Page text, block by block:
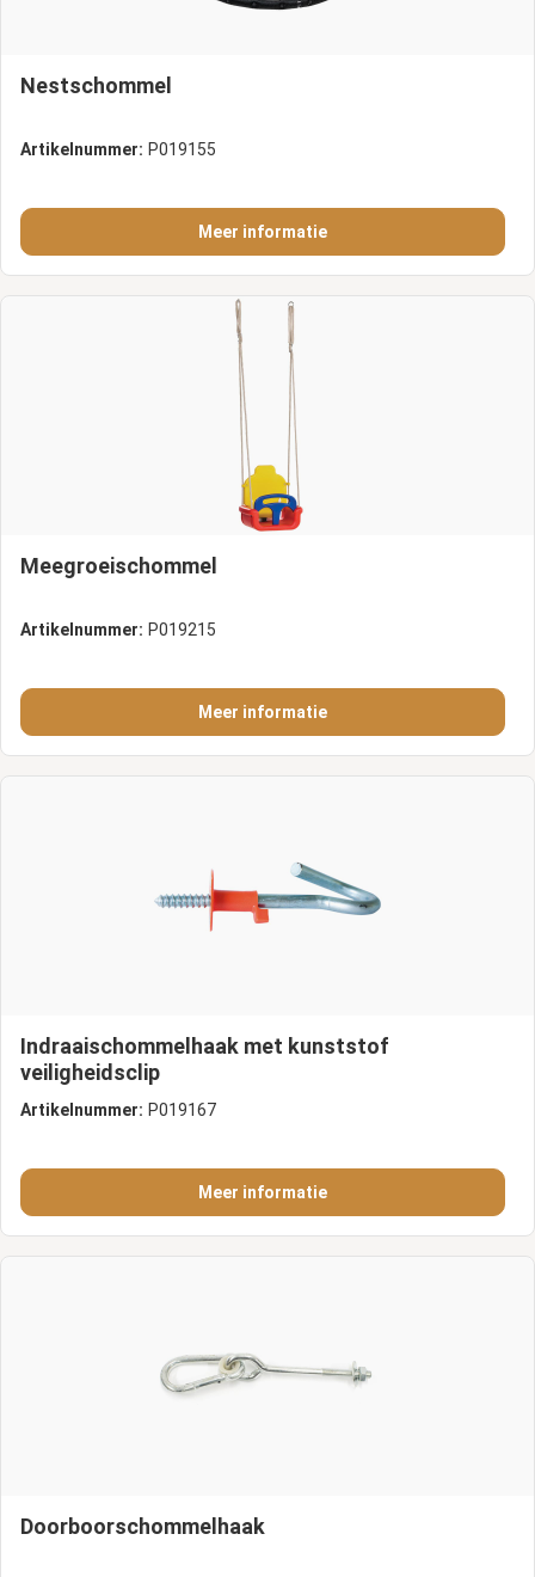
Nestschommel
Artikelnummer: P019155
Meer informatie
Meegroeischommel
Artikelnummer: P019215
Meer informatie
Indraaischommelhaak met kunststof
veiligheidsclip
Artikelnummer: P019167
Meer informatie
Doorboorschommelhaak